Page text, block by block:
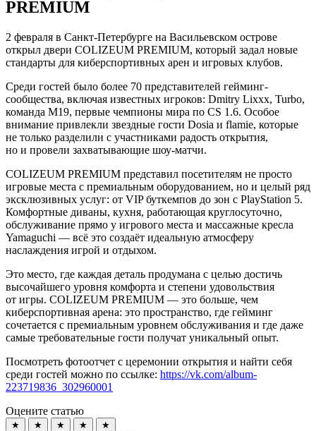
PREMIUM
2 февраля в Санкт-Петербурге на Васильевском острове
открыл двери COLIZEUM PREMIUM, который задал новые
стандарты для киберспортивных арен и игровых клубов.
Среди гостей было более 70 представителей гейминг-
сообщества, включая известных игроков: Dmitry Lixxx, Turbo,
команда M19, первые чемпионы мира по CS 1.6. Особое
внимание привлекли звездные гости Dosia и flamie, которые
не только разделили с участниками радость открытия,
но и провели захватывающие шоу-матчи.
COLIZEUM PREMIUM представил посетителям не просто
игровые места с премиальным оборудованием, но и целый ряд
эксклюзивных услуг: от VIP буткемпов до зон с PlayStation 5.
Комфортные диваны, кухня, работающая круглосуточно,
обслуживание прямо у игрового места и массажные кресла
Yamaguchi — всë это создаëт идеальную атмосферу
наслаждения игрой и отдыхом.
Это место, где каждая деталь продумана с целью достичь
высочайшего уровня комфорта и степени удовольствия
от игры. COLIZEUM PREMIUM — это больше, чем
киберспортивная арена: это пространство, где гейминг
сочетается с премиальным уровнем обслуживания и где даже
самые требовательные гости получат уникальный опыт.
Посмотреть фотоотчет с церемонии открытия и найти себя
среди гостей можно по ссылке: https://vk.com/album-
223719836_302960001
Оцените статью
★ ★ ★ ★ ★